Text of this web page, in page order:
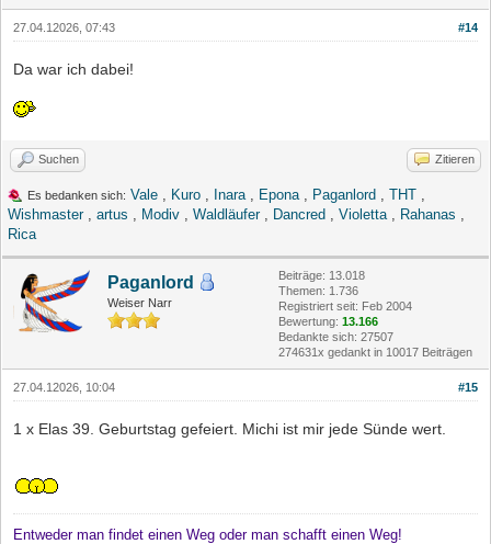
#14
27.04.12026, 07:43
Da war ich dabei!
Suchen Zitieren
Es bedanken sich: Vale Kuro Inara Epona Paganlord THT
Wishmaster, artus Modiv Waldläufer, Dancred Violetta Rahanas
Rica
Paganlord
Weiser Narr
Beiträge: 13.018
Themen: 1.736
Registriert seit: Feb 2004
Bewertung: 13.166
Bedankte sich: 27507
274631x gedankt in 10017 Beiträgen
#15
27.04.12026, 10:04
1 x Elas 39. Geburtstag gefeiert. Michi ist mir jede Sünde wert.
Entweder man findet einen Weg oder man schafft einen Weg!